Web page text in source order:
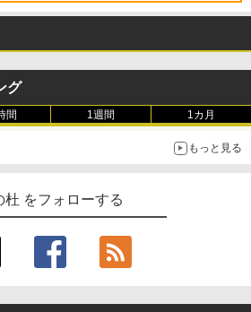
i5/16GB/SSD 512GB/ホワイト) FM
139,880
い、大きな画面で読みやすい、6週間持
バッテリー、6インチディスプレイ電子
籍リーダー、マッチャ、16GB、広告な
Paperwhite シグニチャーエディ
さ自動調整、色調調節ライト、12週間
持続バッテリー、広告なし、メタリック
ラック
27,980
グ
間 1週間 1カ月
もっと見る
杜 をフォローする